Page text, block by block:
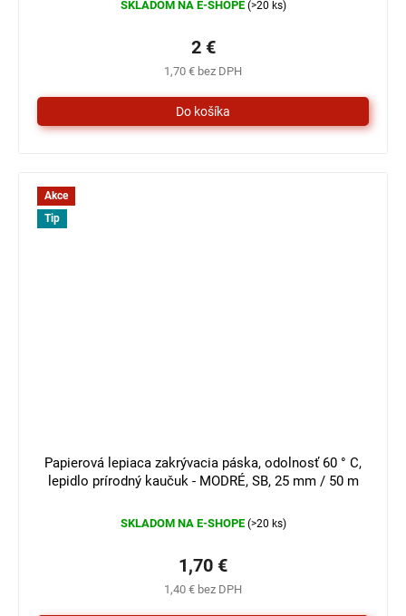
SKLADOM NA E-SHOPE (>20 ks)
1,70 € bez DPH
2 €
Akce
Tip
Papierová lepiaca zakrývacia páska, odolnosť 60 ° C,
lepidlo prírodný kaučuk - MODRÉ, SB, 25 mm / 50 m
SKLADOM NA E-SHOPE (>20 ks)
1,40 € bez DPH
1,70 €